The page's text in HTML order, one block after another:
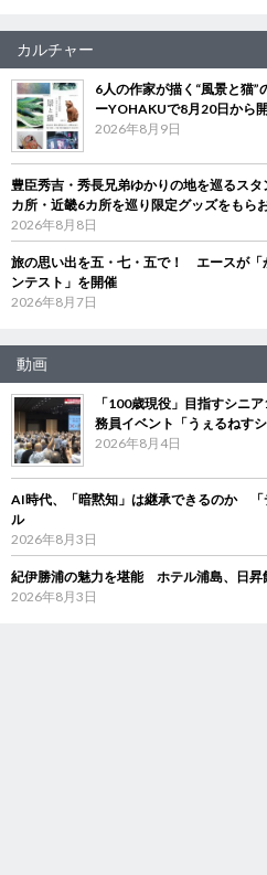
カルチャー
6人の作家が描く“風景と猫
ーYOHAKUで8月20日から
2026年8月9日
豊臣秀吉・秀長兄弟ゆかりの地を巡るス
カ所・近畿6カ所を巡り限定グッズをもら
2026年8月8日
旅の思い出を五・七・五で！ エースが「
ンテスト」を開催
2026年8月7日
動画
「100歳現役」目指すシニ
務員イベント「うぇるねすシ
2026年8月4日
AI時代、「暗黙知」は継承できるのか 「
ル
2026年8月3日
紀伊勝浦の魅力を堪能 ホテル浦島、日昇
2026年8月3日